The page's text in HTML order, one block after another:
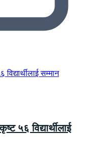
५६ विद्यार्थीलाई